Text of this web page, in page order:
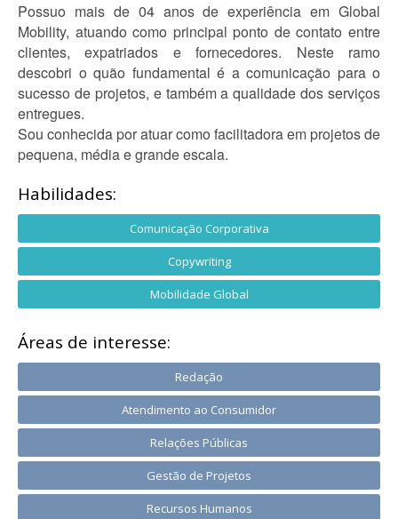
Possuo mais de 04 anos de experiência em Global
Mobility, atuando como principal ponto de contato entre
clientes, expatriados e fornecedores. Neste ramo
descobri o quão fundamental é a comunicação para o
sucesso de projetos, e também a qualidade dos serviços
entregues.
Sou conhecida por atuar como facilitadora em projetos de
pequena, média e grande escala.
Habilidades:
Comunicação Corporativa
Copywriting
Mobilidade Global
Áreas de interesse:
Redação
Atendimento ao Consumidor
Relações Públicas
Gestão de Projetos
Recursos Humanos